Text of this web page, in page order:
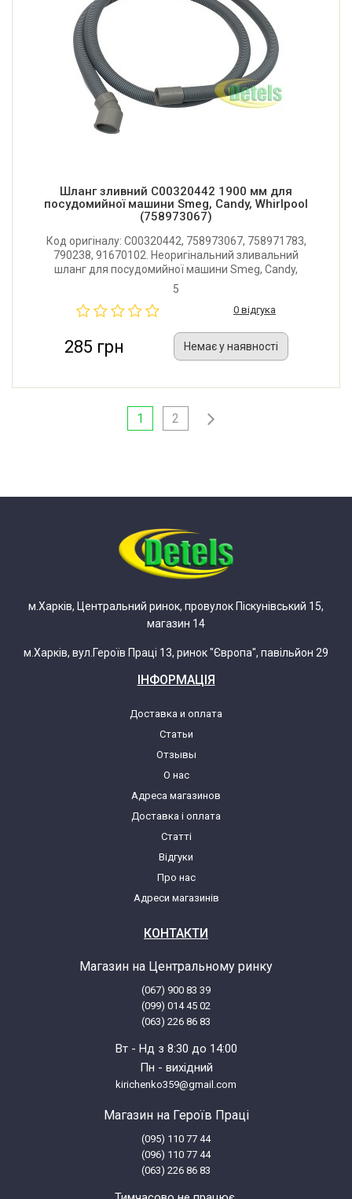
Шланг зливний C00320442 1900 мм для
посудомийної машини Smeg, Candy, Whirlpool
(758973067)
Код оригіналу: C00320442, 758973067, 758971783,
790238, 91670102. Неоригінальний зливальний
шланг для посудомийної машини Smeg, Candy,
Whirlpool, Bauknecht та інших. Довжина: 1900 мм.
5
0 відгука
285 грн Немає у наявності
1 2
м.Харків, Центральний ринок, провулок Піскунівський 15,
магазин 14
м.Харків, вул.Героїв Праці 13, ринок "Європа", павільйон 29
ІНФОРМАЦІЯ
Доставка и оплата
Статьи
Отзывы
О нас
Адреса магазинов
Доставка і оплата
Статті
Відгуки
Про нас
Адреси магазинів
КОНТАКТИ
Магазин на Центральному ринку
(067) 900 83 39
(099) 014 45 02
(063) 226 86 83
Вт - Нд з 8:30 до 14:00
Пн - вихідний
kirichenko359@gmail.com
Магазин на Героїв Праці
(095) 110 77 44
(096) 110 77 44
(063) 226 86 83